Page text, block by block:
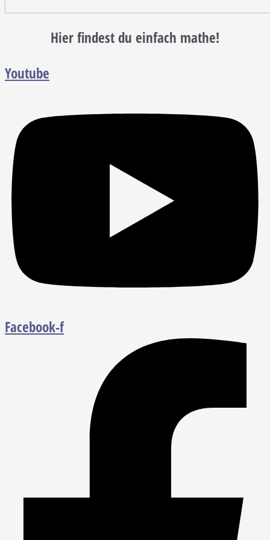
Hier findest du einfach mathe!
Youtube
Facebook-f